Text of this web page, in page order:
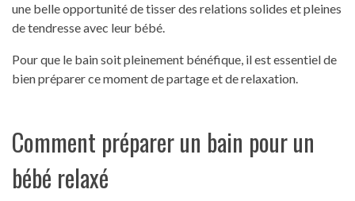
une belle opportunité de tisser des relations solides et pleines
de tendresse avec leur bébé.
Pour que le bain soit pleinement bénéfique, il est essentiel de
bien préparer ce moment de partage et de relaxation.
Comment préparer un bain pour un
bébé relaxé